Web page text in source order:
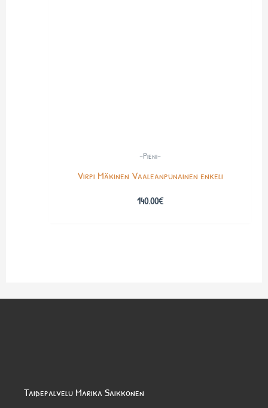
-Pieni-
Virpi Mäkinen Vaaleanpunainen enkeli
140.00€
Taidepalvelu Marika Saikkonen